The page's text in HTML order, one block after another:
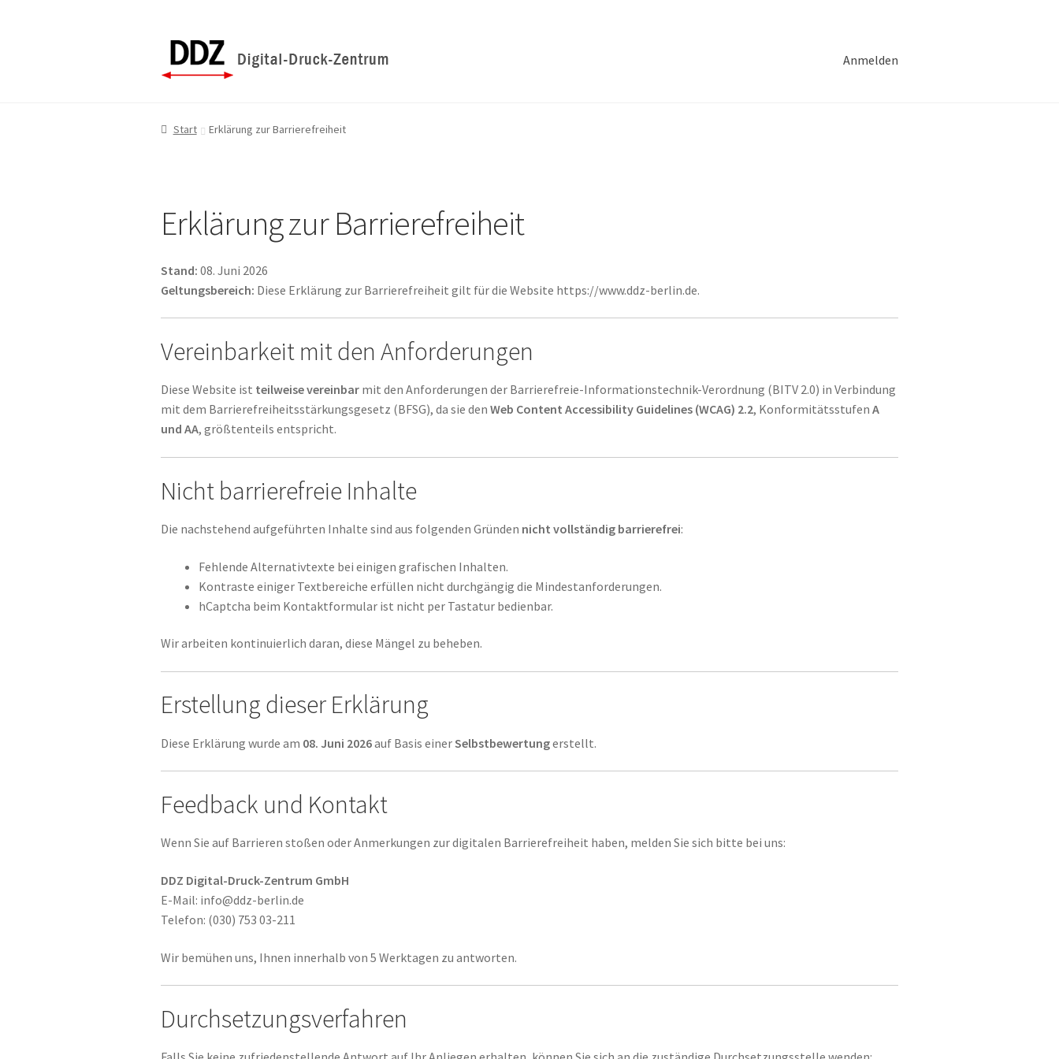
Zur
Navigation
springen
Zum
Inhalt
springen
Anmelden
Start Erklärung zur Barrierefreiheit
Erklärung zur Barrierefreiheit
Stand: 08. Juni 2026
Geltungsbereich: Diese Erklärung zur Barrierefreiheit gilt für die Website https://www.ddz-berlin.de.
Vereinbarkeit mit den Anforderungen
Diese Website ist teilweise vereinbar mit den Anforderungen der Barrierefreie-Informationstechnik-Verordnung (BITV 2.0) in Verbindung
mit dem Barrierefreiheitsstärkungsgesetz (BFSG), da sie denWeb Content Accessibility Guidelines (WCAG) 2.2, KonformitätsstufenA
und AA, größtenteils entspricht.
Nicht barrierefreie Inhalte
Die nachstehend aufgeführten Inhalte sind aus folgenden Gründen nicht vollständig barrierefrei:
Fehlende Alternativtexte bei einigen grafischen Inhalten.
Kontraste einiger Textbereiche erfüllen nicht durchgängig die Mindestanforderungen.
hCaptcha beim Kontaktformular ist nicht per Tastatur bedienbar.
Wir arbeiten kontinuierlich daran, diese Mängel zu beheben.
Erstellung dieser Erklärung
Diese Erklärung wurde am 08. Juni 2026auf Basis einerSelbstbewertungerstellt.
Feedback und Kontakt
Wenn Sie auf Barrieren stoßen oder Anmerkungen zur digitalen Barrierefreiheit haben, melden Sie sich bitte bei uns:
DDZ Digital-Druck-Zentrum GmbH
E-Mail: info@ddz-berlin.de
Telefon: (030) 753 03-211
Wir bemühen uns, Ihnen innerhalb von 5 Werktagen zu antworten.
Durchsetzungsverfahren